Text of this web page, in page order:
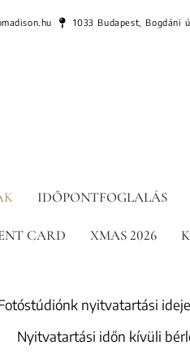
1033 Budapest, Bogdáni
IDŐPONTFOGLALÁS
CARD XMAS 2026
nyitvatartási
Nyitvatartási időn kívüli